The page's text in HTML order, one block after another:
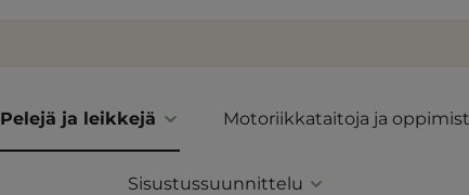
Pelejä ja leikkejä Motoriikkataitoja ja
Sisustussuunnittelu